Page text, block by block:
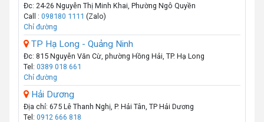
Đc: 24-26 Nguyễn Thị Minh Khai, Phường Ngô Quyền
Call : 098180 1111 (Zalo)
Chỉ đường
TP Hạ Long - Quảng Ninh
Đc: 815 Nguyễn Văn Cừ, phường Hồng Hải, TP. Hạ Long
Tel: 0389 018 661
Chỉ đường
Hải Dương
Địa chỉ: 675 Lê Thanh Nghị, P. Hải Tân, TP Hải Dương
Tel: 0912 666 818